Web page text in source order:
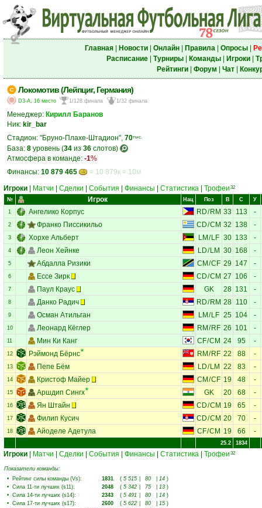
Главная| Новости| Онлайн| Правила| Опросы|
Расписание| Турниры| Команды| Игроки|
Рейтинги| Форум Чат|
Локомотив (Лейпциг, Германия)
D3-A, 16 место 1/128 финала 1/32 финала
Менеджер: Кирилл Баранов
Ник: kir_bar
Стадион: "Бруно-Плахе-Штадион", 70тыс.
База: 8 уровень (34 из 36 слотов)
Атмосфера в команде: -1%
Финансы: 10 879 465
= 10 879к = 10м
Игроки
Матчи Сделки События Финансы Статистика Трофеи 32
№ Игрок Нац Поз В С У
1 Ангелико Корпус RD/ RM 33 113 -
2 Франко Писсикильо CD/CM 32 138 -
3 Хорхе Альберт LM / LF 30 133 -
4 Леон Хейнке LD/ LM 30 168 -
5 Абдалла Ризики CM /CF 29 147 -
6 Ессе Зирк CD/CM 27 106 -
7 Паул Краус GK 28 131 -
8 Данко Радич RD/ RM 28 110 -
9 Осман Атильган LM / LF 25 104 -
10 Леонард Кёглер RM / RF 26 101 -
11 Мин Ки Канг CF/CM 24 95 -
12 Рэймонд Бёрнс RM / RF 22 88 -
13 Пепе Бём LD/ LM 22 83 -
14 Кристоф Майер CM /CF 19 48 -
15 Аршдип Сингх GK 20 68 -
16 Ян Штайн CD/CM 19 65 -
17 Филип Кусич CD/CM 20 70 -
18 Айоделе Адетула CF/CM 19 66 -
25.2 1834
Игроки Матчи Сделки События Финансы Статистика Трофеи 32
Показатели команды:
• Рейтинг силы команды (Vs): 1831 ( 5 515 80 14 )
• Сила 11-ти лучших (s11): 2048 ( 5 342 75 13 )
• Сила 14-ти лучших (s14): 2343 ( 5 491 80 14 )
• Сила 17-ти лучших (s17): 2600 ( 5 622 80 15 )